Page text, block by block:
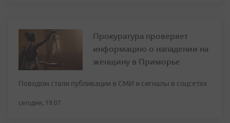
Прокуратура проверяет
информацию о нападении на
женщину в Приморье
Поводом стали публикации в СМИ и сигналы в соцсетях
сегодня, 19:07